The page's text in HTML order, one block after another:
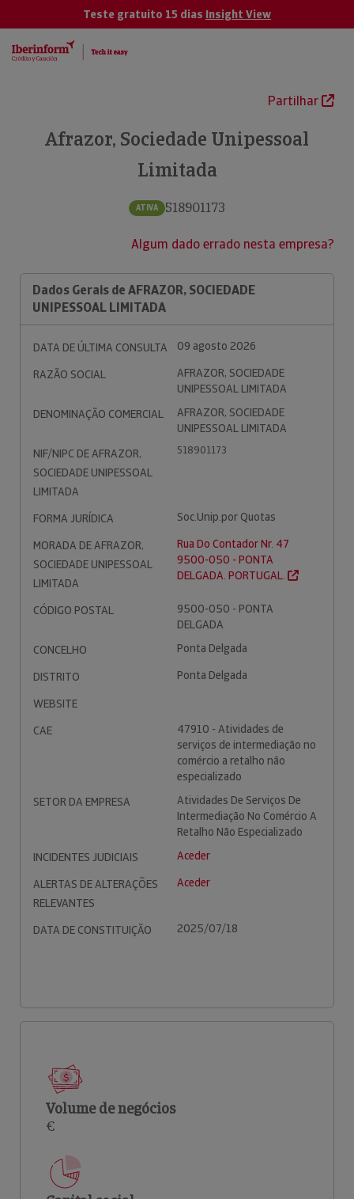
Teste gratuito 15 dias Insight View
Partilhar
Afrazor, Sociedade Unipessoal
Limitada
ATIVA 518901173
Algum dado errado nesta empresa?
Dados Gerais de AFRAZOR, SOCIEDADE
UNIPESSOAL LIMITADA
DATA DE ÚLTIMA CONSULTA
09 agosto 2026
RAZÃO SOCIAL
AFRAZOR, SOCIEDADE
UNIPESSOAL LIMITADA
DENOMINAÇÃO COMERCIAL
AFRAZOR, SOCIEDADE
UNIPESSOAL LIMITADA
NIF/NIPC DE AFRAZOR,
SOCIEDADE UNIPESSOAL
LIMITADA
518901173
FORMA JURÍDICA
Soc.Unip.por Quotas
MORADA DE AFRAZOR,
SOCIEDADE UNIPESSOAL
LIMITADA
Rua Do Contador Nr. 47
9500-050 - PONTA
DELGADA. PORTUGAL.
CÓDIGO POSTAL
9500-050 - PONTA
DELGADA
CONCELHO
Ponta Delgada
DISTRITO
Ponta Delgada
WEBSITE
CAE
47910 - Atividades de
serviços de intermediação no
comércio a retalho não
especializado
SETOR DA EMPRESA
Atividades De Serviços De
Intermediação No Comércio A
Retalho Não Especializado
INCIDENTES JUDICIAIS
Aceder
ALERTAS DE ALTERAÇÕES
RELEVANTES
Aceder
DATA DE CONSTITUIÇÃO 2025/07/18
Volume de negócios
€